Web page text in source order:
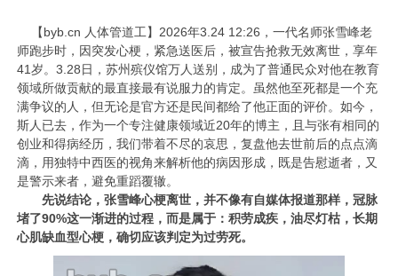
【byb.cn 人体管道工】2026年3.24 12:26，一代名师张雪峰老
师跑步时，因突发心梗，紧急送医后，被宣告抢救无效离世，享年
41岁。3.28日，苏州殡仪馆万人送别，成为了普通民众对他在教育
领域所做贡献的最直接最有说服力的肯定。虽然他至死都是一个充
满争议的人，但无论是官方还是民间都给了他正面的评价。如今，
斯人已去，作为一个专注健康领域近20年的博主，且与张有相同的
创业和得病经历，我们带着不尽的哀思，复盘他去世前后的点点滴
滴，用独特中西医的视角来解析他的病因形成，既是告慰逝者，又
是警示来者，避免重蹈覆辙。
先说结论，张雪峰心梗离世，并不像有自媒体报道那样，冠脉
堵了90%这一渐进的过程，而是属于：积劳成疾，油尽灯枯，长期
心肌缺血型心梗，确切应该判定为过劳死。